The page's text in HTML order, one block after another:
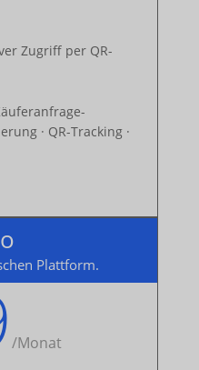
Zugriff per QR-
· QR-Tracking ·
Plattform.
/Monat